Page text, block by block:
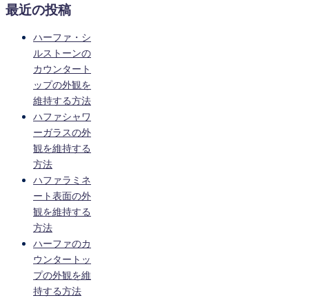
最近の投稿
ハーファ・シ
ルストーンの
カウンタート
ップの外観を
維持する方法
ハファシャワ
ーガラスの外
観を維持する
方法
ハファラミネ
ート表面の外
観を維持する
方法
ハーファのカ
ウンタートッ
プの外観を維
持する方法